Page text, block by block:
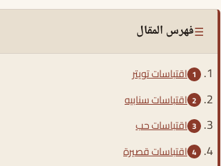
☰فهرس المقال
اقتباسات تويتر
اقتباسات سنابيه
اقتباسات حب
اقتباسات قصيرة